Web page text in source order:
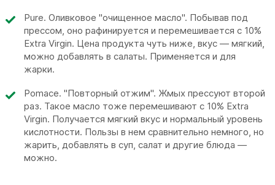
Pure. Оливковое "очищенное масло". Побывав под
прессом, оно рафинируется и перемешивается с 10%
Extra Virgin. Цена продукта чуть ниже, вкус — мягкий,
можно добавлять в салаты. Применяется и для
жарки.
Pomace. "Повторный отжим". Жмых прессуют второй
раз. Такое масло тоже перемешивают с 10% Extra
Virgin. Получается мягкий вкус и нормальный уровень
кислотности. Пользы в нем сравнительно немного, но
жарить, добавлять в суп, салат и другие блюда —
можно.